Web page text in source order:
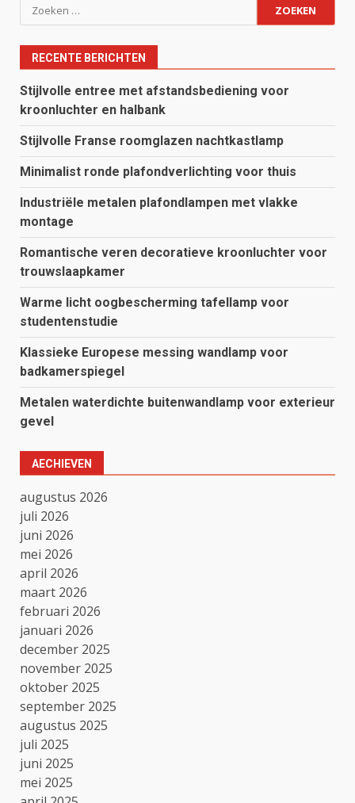
Zoeken
naar:
RECENTE BERICHTEN
Stijlvolle entree met afstandsbediening voor
kroonluchter en halbank
Stijlvolle Franse roomglazen nachtkastlamp
Minimalist ronde plafondverlichting voor thuis
Industriële metalen plafondlampen met vlakke
montage
Romantische veren decoratieve kroonluchter voor
trouwslaapkamer
Warme licht oogbescherming tafellamp voor
studentenstudie
Klassieke Europese messing wandlamp voor
badkamerspiegel
Metalen waterdichte buitenwandlamp voor exterieur
gevel
AECHIEVEN
augustus 2026
juli 2026
juni 2026
mei 2026
april 2026
maart 2026
februari 2026
januari 2026
december 2025
november 2025
oktober 2025
september 2025
augustus 2025
juli 2025
juni 2025
mei 2025